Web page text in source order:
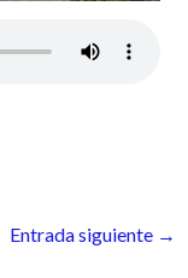
Entrada siguiente →